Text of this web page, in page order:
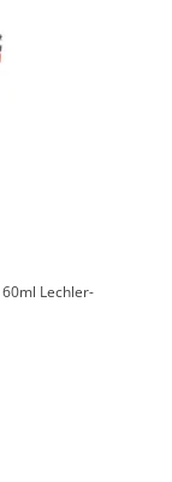
Lechler-